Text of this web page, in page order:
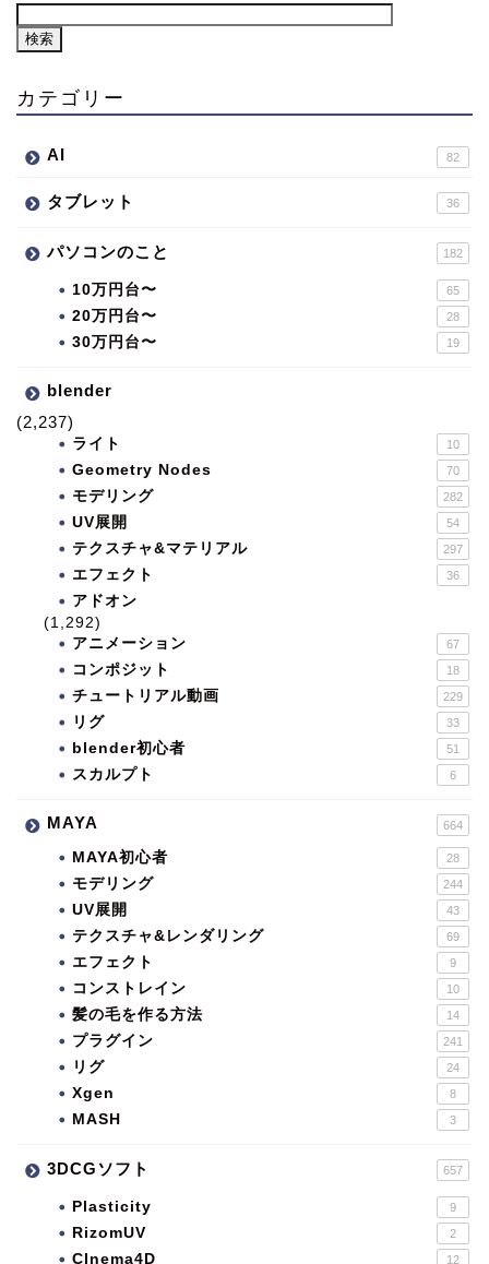
カテゴリー
AI 82
タブレット 36
パソコンのこと 182
10万円台〜 65
20万円台〜 28
30万円台〜 19
blender
(2,237)
ライト 10
Geometry Nodes 70
モデリング 282
UV展開 54
テクスチャ&マテリアル 297
エフェクト 36
アドオン
(1,292)
アニメーション
67
コンポジット 18
チュートリアル動画 229
リグ 33
blender初心者 51
スカルプト 6
MAYA 664
MAYA初心者 28
モデリング 244
UV展開 43
テクスチャ&レンダリング 69
エフェクト 9
コンストレイン 10
髪の毛を作る方法 14
プラグイン 241
リグ 24
Xgen 8
MASH 3
3DCGソフト 657
Plasticity 9
RizomUV 2
CInema4D 12